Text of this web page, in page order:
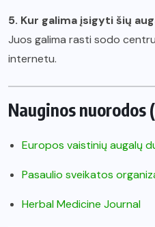
5. Kur galima įsigyti šių
Juos galima rasti sodo
internetu.
Nauginos nuorodos
Europos vaistinių augalų
Pasaulio sveikatos
Herbal Medicine Journal